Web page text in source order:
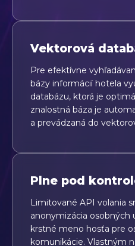
Vektorová
Pre efektívne
bázy informácií hotela
databázu, ktorá je
znalostná báza je
a prevádzaná do
Plne pod
Limitované API volania
anonymizácia osobných
krstné meno hosťa pre
komunikácie. Vlastným